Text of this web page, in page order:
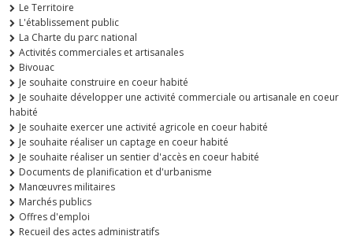
Le Territoire
L'établissement public
La Charte du parc national
Activités commerciales et artisanales
Bivouac
Je souhaite construire en coeur habité
Je souhaite développer une activité commerciale ou artisanale en coeur
habité
Je souhaite exercer une activité agricole en coeur habité
Je souhaite réaliser un captage en coeur habité
Je souhaite réaliser un sentier d'accès en coeur habité
Documents de planification et d'urbanisme
Manœuvres militaires
Marchés publics
Offres d'emploi
Recueil des actes administratifs